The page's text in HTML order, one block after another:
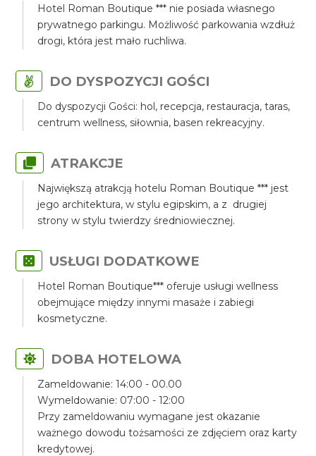
Hotel Roman Boutique *** nie posiada własnego
prywatnego parkingu. Możliwość parkowania wzdłuż
drogi, która jest mało ruchliwa.
DO DYSPOZYCJI GOŚCI
Do dyspozycji Gości: hol, recepcja, restauracja, taras,
centrum wellness, siłownia, basen rekreacyjny.
ATRAKCJE
Największą atrakcją hotelu Roman Boutique *** jest
jego architektura, w stylu egipskim, a z drugiej
strony w stylu twierdzy średniowiecznej.
USŁUGI DODATKOWE
Hotel Roman Boutique*** oferuje usługi wellness
obejmujące między innymi masaże i zabiegi
kosmetyczne.
DOBA HOTELOWA
Zameldowanie: 14:00 - 00.00
Wymeldowanie: 07:00 - 12:00
Przy zameldowaniu wymagane jest okazanie
ważnego dowodu tożsamości ze zdjęciem oraz karty
kredytowej.